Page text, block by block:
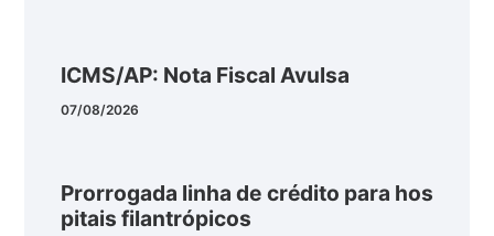
ICMS/AP: Nota Fiscal Avulsa
07/08/2026
Prorrogada linha de crédito para hos
pitais filantrópicos